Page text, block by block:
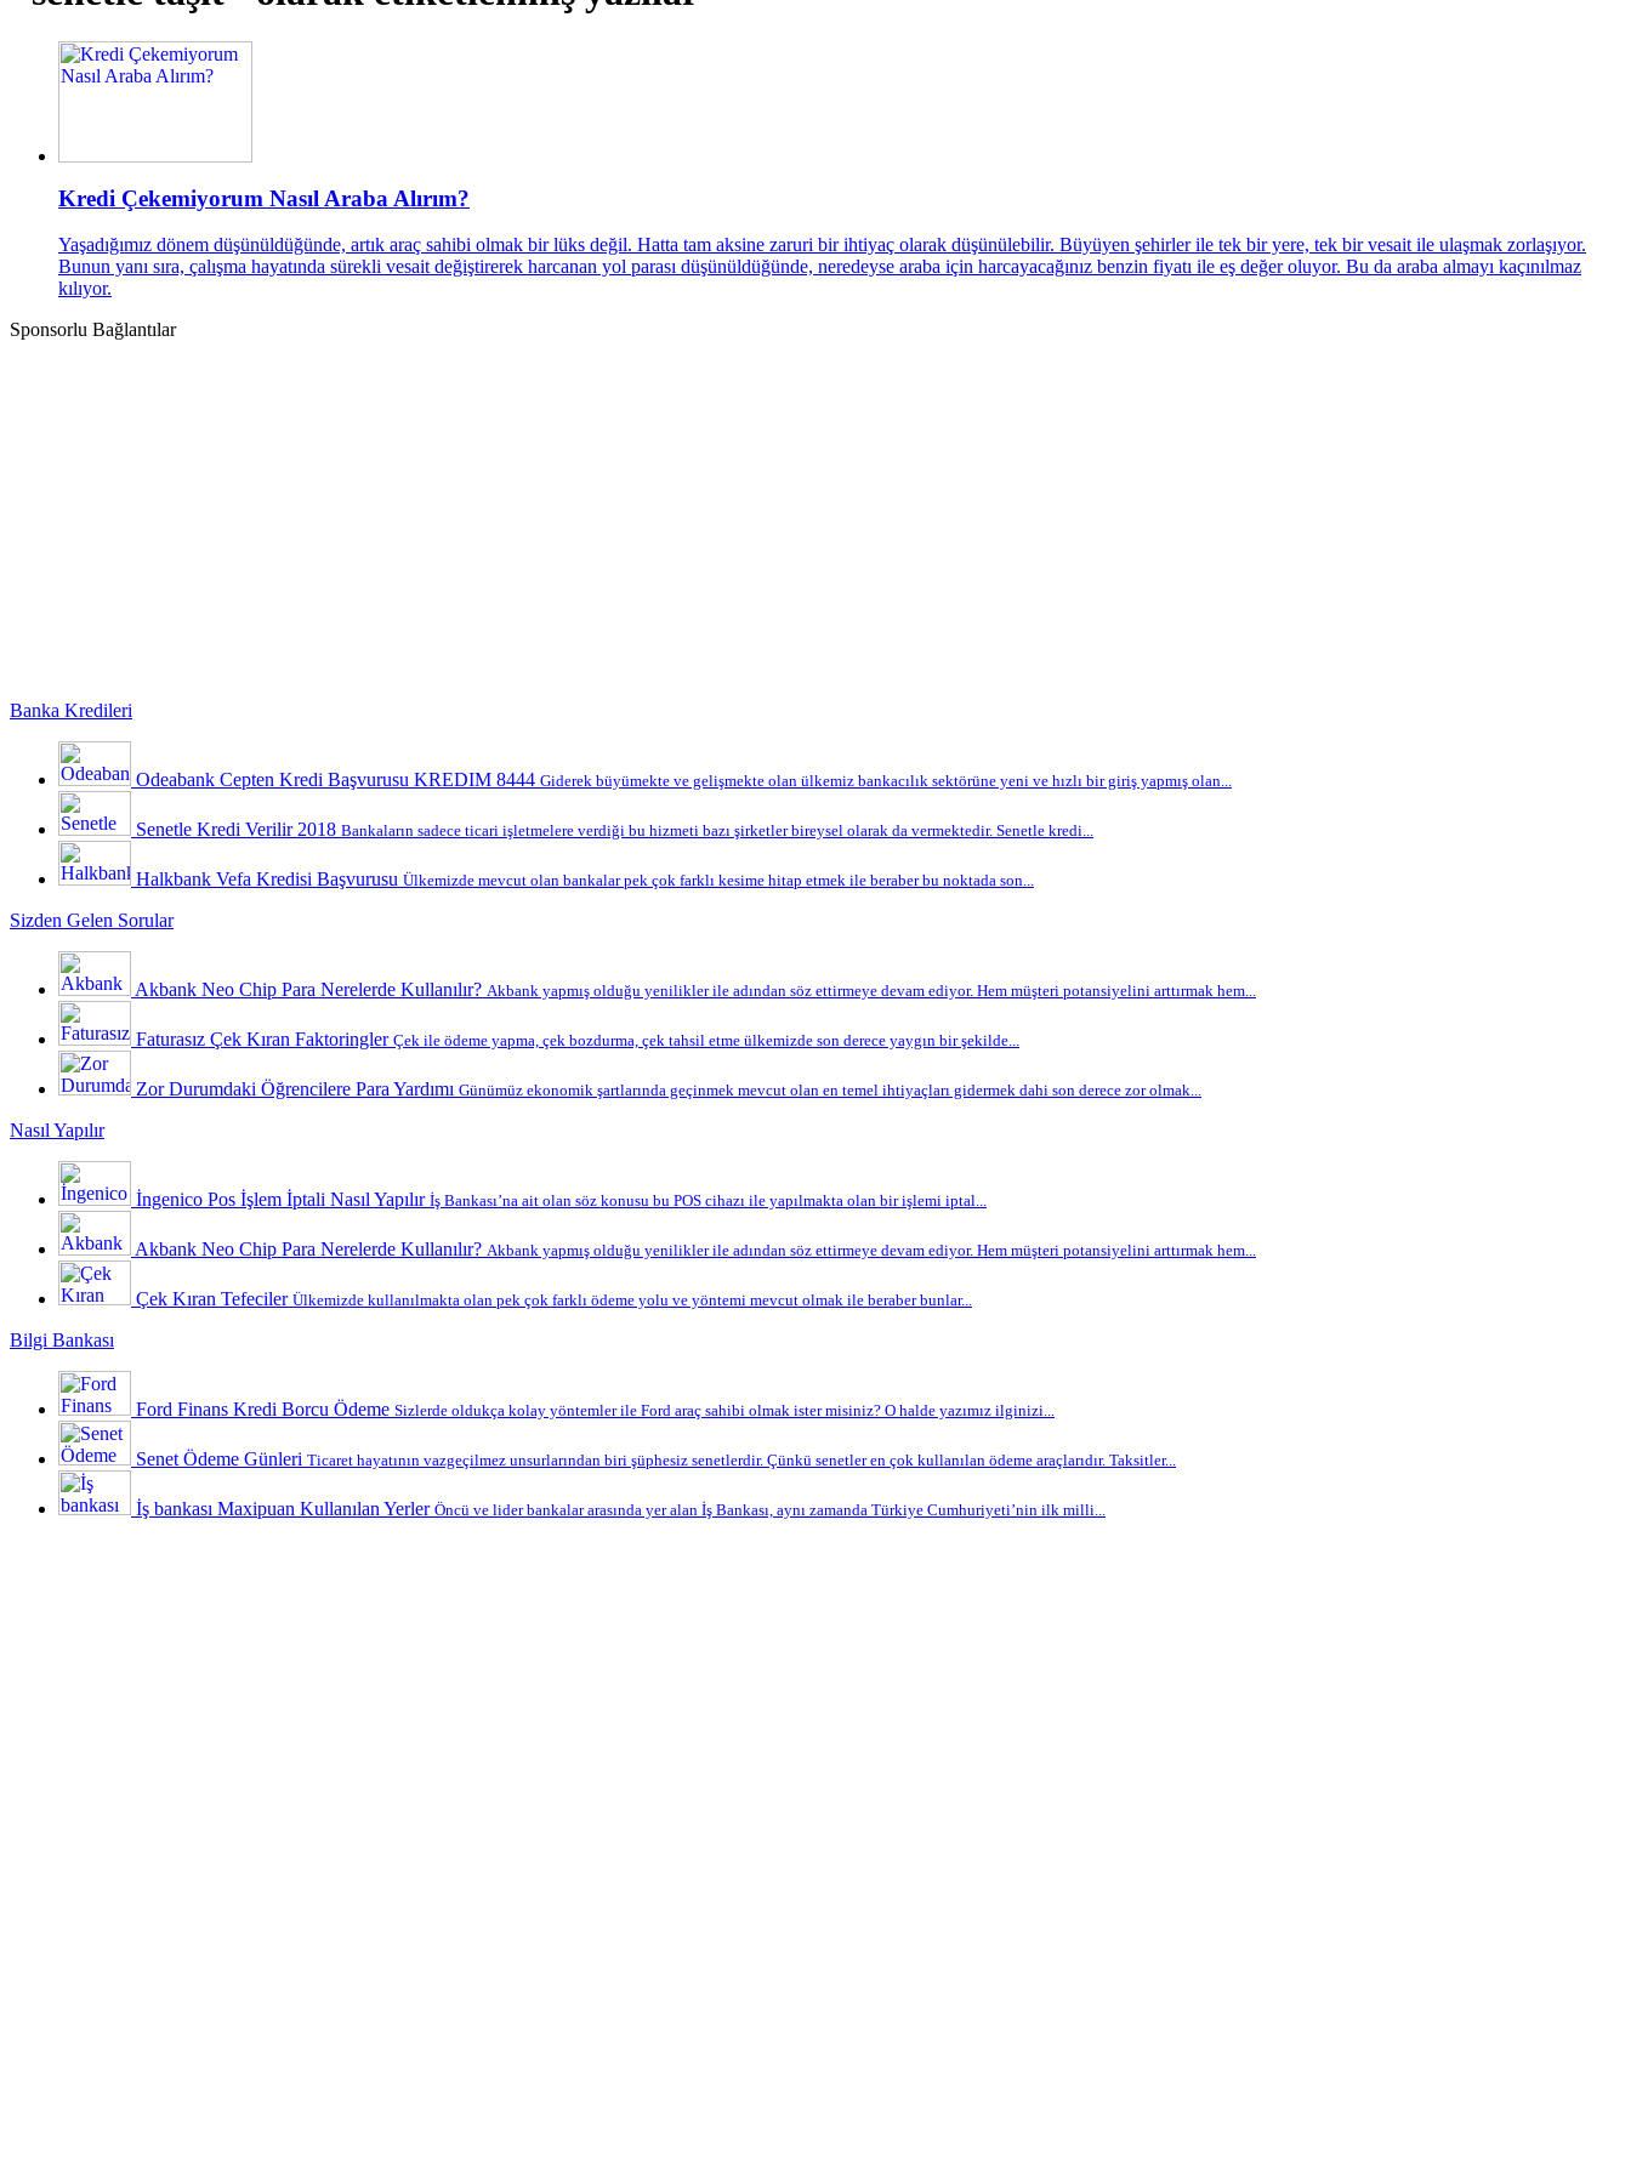
Kredi Çekemiyorum Nasıl Araba Alırım?
Yaşadığımız dönem düşünüldüğünde, artık araç sahibi olmak bir lüks değil. Hatta tam aksine zaruri bir ihtiyaç olarak düşünülebilir. Büyüyen şehirler ile tek bir yere, tek bir vesait ile ulaşmak zorlaşıyor.
Bunun yanı sıra, çalışma hayatında sürekli vesait değiştirerek harcanan yol parası düşünüldüğünde, neredeyse araba için harcayacağınız benzin fiyatı ile eş değer oluyor. Bu da araba almayı kaçınılmaz
kılıyor.
Sponsorlu Bağlantılar
Banka Kredileri
Odeabank Cepten Kredi Başvurusu KREDIM 8444 Giderek büyümekte ve gelişmekte olan ülkemiz bankacılık sektörüne yeni ve hızlı bir giriş yapmış olan...
Senetle Kredi Verilir 2018 Bankaların sadece ticari işletmelere verdiği bu hizmeti bazı şirketler bireysel olarak da vermektedir. Senetle kredi...
Halkbank Vefa Kredisi Başvurusu Ülkemizde mevcut olan bankalar pek çok farklı kesime hitap etmek ile beraber bu noktada son...
Sizden Gelen Sorular
Akbank Neo Chip Para Nerelerde Kullanılır? Akbank yapmış olduğu yenilikler ile adından söz ettirmeye devam ediyor. Hem müşteri potansiyelini arttırmak hem...
Faturasız Çek Kıran Faktoringler Çek ile ödeme yapma, çek bozdurma, çek tahsil etme ülkemizde son derece yaygın bir şekilde...
Zor Durumdaki Öğrencilere Para Yardımı Günümüz ekonomik şartlarında geçinmek mevcut olan en temel ihtiyaçları gidermek dahi son derece zor olmak...
Nasıl Yapılır
İngenico Pos İşlem İptali Nasıl Yapılır İş Bankası’na ait olan söz konusu bu POS cihazı ile yapılmakta olan bir işlemi iptal...
Akbank Neo Chip Para Nerelerde Kullanılır? Akbank yapmış olduğu yenilikler ile adından söz ettirmeye devam ediyor. Hem müşteri potansiyelini arttırmak hem...
Çek Kıran Tefeciler Ülkemizde kullanılmakta olan pek çok farklı ödeme yolu ve yöntemi mevcut olmak ile beraber bunlar...
Bilgi Bankası
Ford Finans Kredi Borcu Ödeme Sizlerde oldukça kolay yöntemler ile Ford araç sahibi olmak ister misiniz? O halde yazımız ilginizi...
Senet Ödeme Günleri Ticaret hayatının vazgeçilmez unsurlarından biri şüphesiz senetlerdir. Çünkü senetler en çok kullanılan ödeme araçlarıdır. Taksitler...
İş bankası Maxipuan Kullanılan Yerler Öncü ve lider bankalar arasında yer alan İş Bankası, aynı zamanda Türkiye Cumhuriyeti’nin ilk milli...